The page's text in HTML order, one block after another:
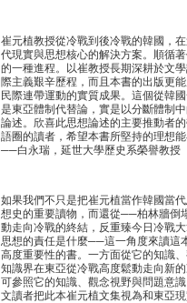
崔元植教授從冷戰到後冷戰的韓國，
代現實與思想核心的解決方案。順循
的一種進程。以崔教授長期深耕於文
際主義艱辛歷程，而且本書的出版更
民際連帶運動的實質成果。這個從韓
是東亞體制代替論，實是以分斷體制
論述。欣喜此思想論述的主要推動者
語圈的讀者，希望本書所堅持的理想
──白永瑞，延世大學歷史系榮譽教授
如果我們不只是把崔元植當作韓國當
想史的重要讀物，而還從──柏林牆倒
動走向冷戰的終結，反重臻今日冷戰
思想的責任是什麼──這一角度來讀這
高度重要性的書。一方面從它的知識
知識界在東亞從冷戰高度鬆動走向新
可參照它的知識、觀念視野與問題意
文讀者把此本崔元植文集視為和東亞